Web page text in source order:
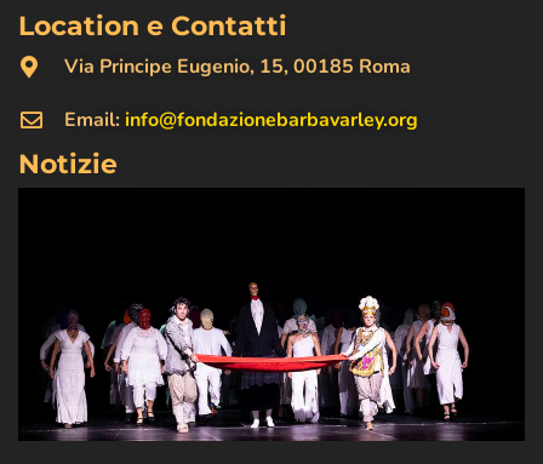
Location e Contatti
Via Principe Eugenio, 15, 00185 Roma
Email:info@fondazionebarbavarley.org
Notizie